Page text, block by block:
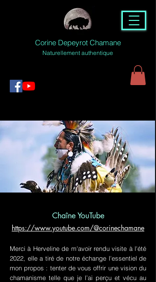
Corine Depeyrot Chamane
Naturellement authentique
Chaîne YouTube
https://www.youtube.com/@corinechamane
Merci à Herveline de m'avoir rendu visite à l'été
2022, elle a tiré de notre échange l'essentiel de
mon propos : tenter de vous offrir une vision du
chamanisme telle que je l’ai perçu et vécu au